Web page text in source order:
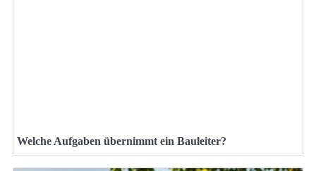
Welche Aufgaben übernimmt ein Bauleiter?